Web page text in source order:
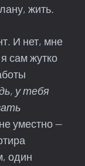
жить.
И нет, мне
сам жутко
у тебя
уместно —
один